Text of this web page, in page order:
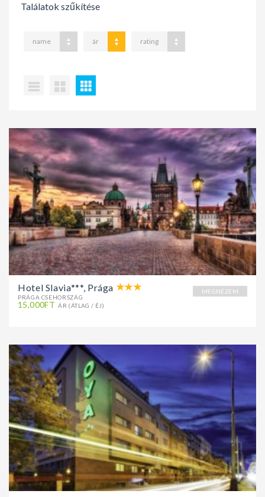
Találatok szűkítése
name ár rating
MEGNÉZEM
Hotel Slavia***, Prága
PRÁGA CSEHORSZÁG
15,000FT ÁR (ÁTLAG / ÉJ)